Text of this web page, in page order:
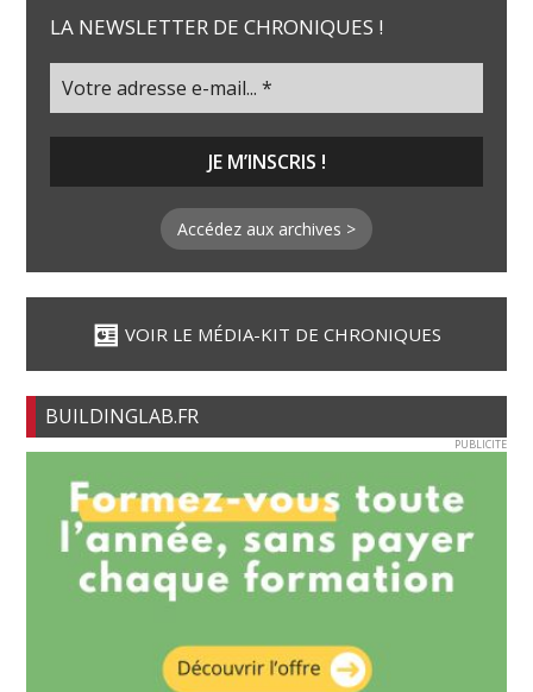
LA NEWSLETTER DE CHRONIQUES !
Accédez aux archives >
VOIR LE MÉDIA-KIT DE CHRONIQUES
BUILDINGLAB.FR
PUBLICITE